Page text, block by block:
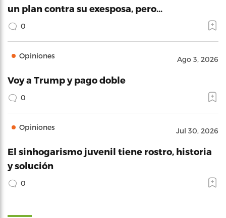
un plan contra su exesposa, pero…
0
Opiniones Ago 3, 2026
Voy a Trump y pago doble
0
Opiniones Jul 30, 2026
El sinhogarismo juvenil tiene rostro, historia
y solución
0